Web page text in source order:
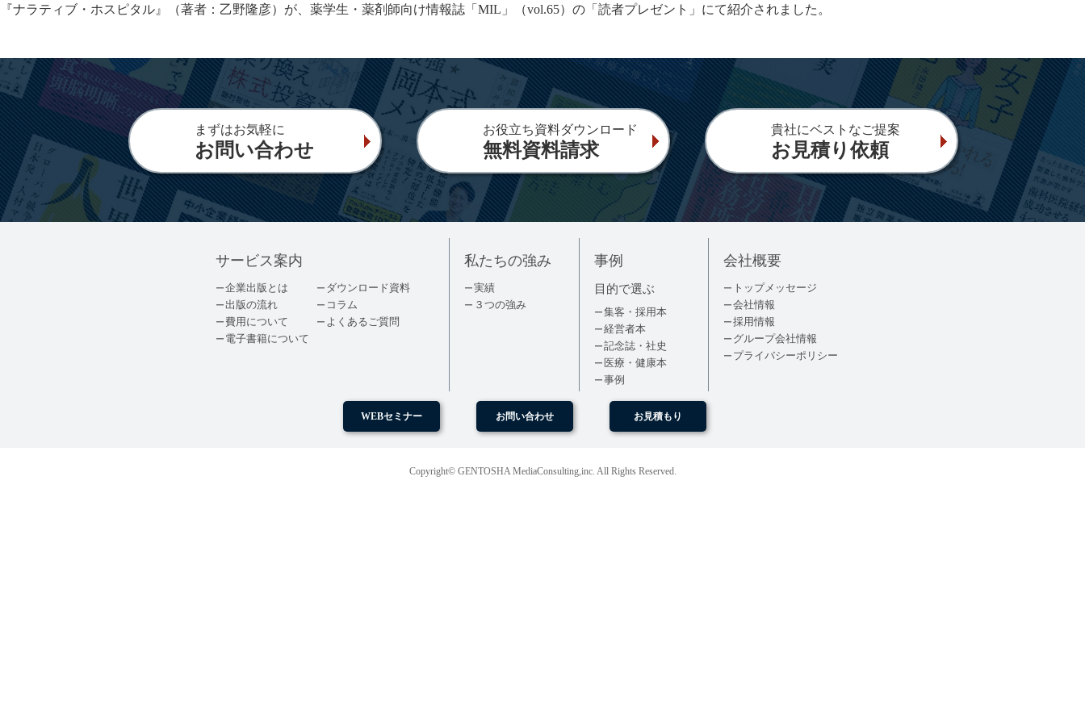
『ナラティブ・ホスピタル』（著者：乙野隆彦）が、薬学生・薬剤師向け情報誌「MIL」（vol.65）の「読者プレゼント」にて紹介されました。
まずはお気軽に
お問い合わせ
お役立ち資料ダウンロード
無料資料請求
貴社にベストなご提案
お見積り依頼
サービス案内
企業出版とは
出版の流れ
費用について
電子書籍について
ダウンロード資料
コラム
よくあるご質問
私たちの強み
実績
３つの強み
事例
目的で選ぶ
集客・採用本
経営者本
記念誌・社史
医療・健康本
事例
会社概要
トップメッセージ
会社情報
採用情報
グループ会社情報
プライバシーポリシー
WEBセミナー お問い合わせ お見積もり
Copyright© GENTOSHA MediaConsulting,inc. All Rights Reserved.